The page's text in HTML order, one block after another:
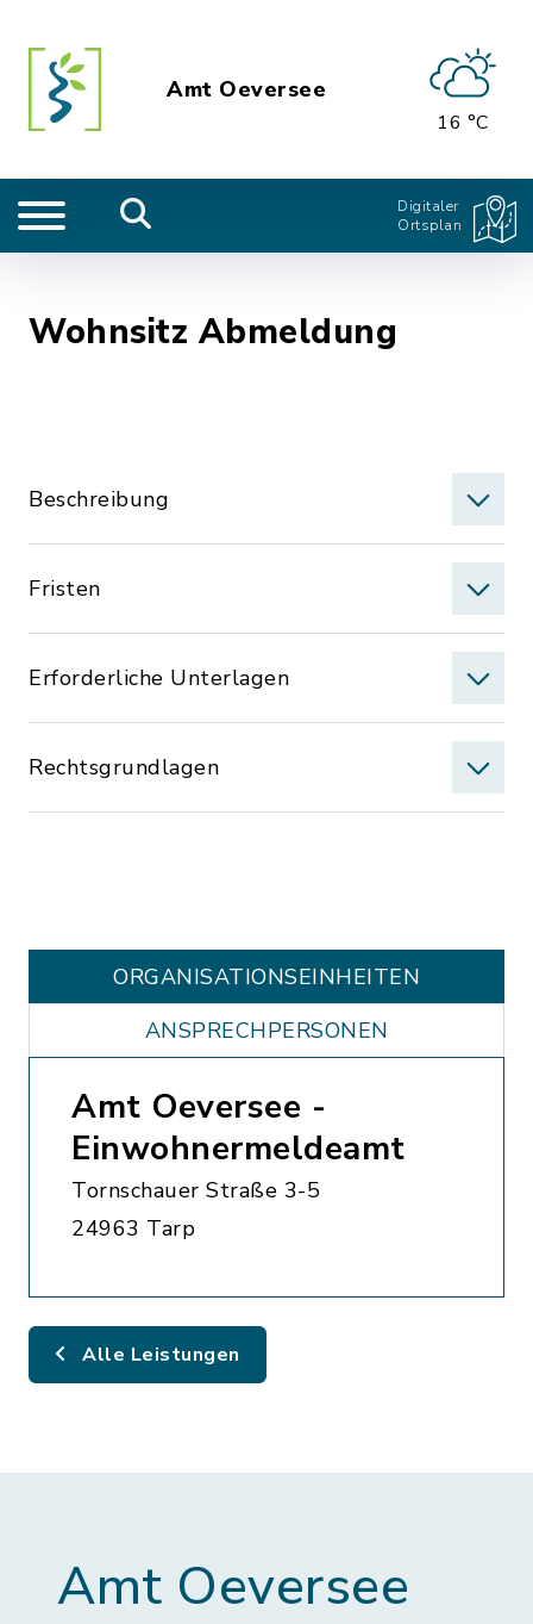
Amt Oeversee
16 °C
Digitaler
Ortsplan
Wohnsitz Abmeldung
Beschreibung
Fristen
Erforderliche Unterlagen
Rechtsgrundlagen
ORGANISATIONS­EINHEITEN
ANSPRECHPERSONEN
Amt Oeversee -
Einwohnermeldeamt
Tornschauer Straße 3-5
24963 Tarp
Alle Leistungen
Amt Oeversee